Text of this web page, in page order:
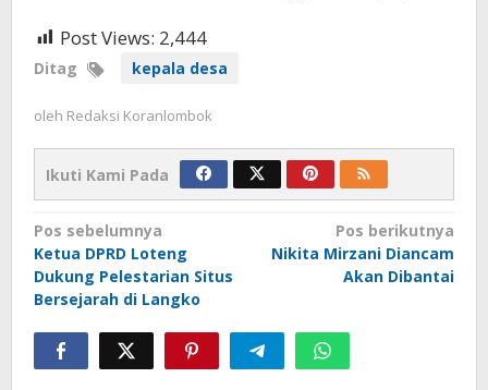
Post Views: 2,444
Ditag kepala desa
oleh Redaksi Koranlombok
Ikuti Kami Pada
Navigasi
pos
Pos sebelumnya
Ketua DPRD Loteng
Dukung Pelestarian Situs
Bersejarah di Langko
Pos berikutnya
Nikita Mirzani Diancam
Akan Dibantai